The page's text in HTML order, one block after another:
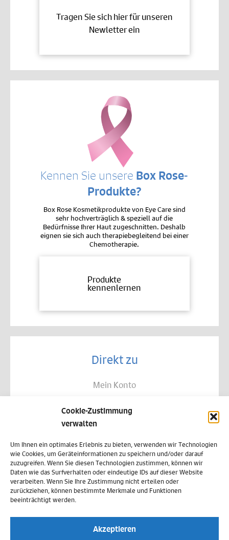
Cookie-Zustimmung
verwalten
Um Ihnen ein optimales Erlebnis zu bieten, verwenden wir Technologien
wie Cookies, um Geräteinformationen zu speichern und/oder darauf
zuzugreifen. Wenn Sie diesen Technologien zustimmen, können wir
Daten wie das Surfverhalten oder eindeutige IDs auf dieser Website
verarbeiten. Wenn Sie Ihre Zustimmung nicht erteilen oder
zurückziehen, können bestimmte Merkmale und Funktionen
beeinträchtigt werden.
Akzeptieren
Tragen Sie sich hier für unseren
Newletter ein
Kennen Sie unsere Box Rose-
Produkte?
Box Rose Kosmetikprodukte von Eye Care sind
sehr hochverträglich & speziell auf die
Bedürfnisse Ihrer Haut zugeschnitten. Deshalb
eignen sie sich auch therapiebegleitend bei einer
Chemotherapie.
Produkte
kennenlernen
Direkt zu
Mein Konto
Allgemeine Geschäftsbedingungen
Datenschutz
Widerruf
Zahlungsweisen
Versand & Lieferung
Cookie-Richtlinie (EU)